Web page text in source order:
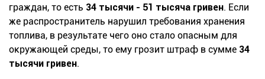
граждан, то есть 34 тысячи - 51 тысяча гривен. Если
же распространитель нарушил требования хранения
топлива, в результате чего оно стало опасным для
окружающей среды, то ему грозит штраф в сумме 34
тысячи гривен.